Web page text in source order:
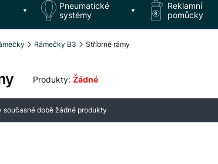
▼
Pneumatické
systémy
▼
Reklamní
pomůcky
Rámečky B3 Stříbrné rámy
Produkty: Žádné
současné době žádné produkty